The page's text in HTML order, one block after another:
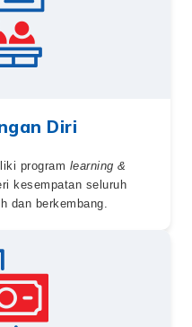
Diri
program learning &
kesempatan seluruh
dan berkembang.